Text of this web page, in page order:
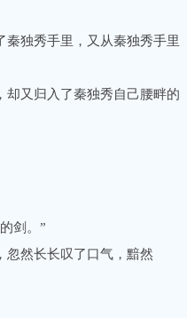
独秀手里，又从秦独秀手里
又归入了秦独秀自己腰畔的
剑。”
然长长叹了口气，黯然